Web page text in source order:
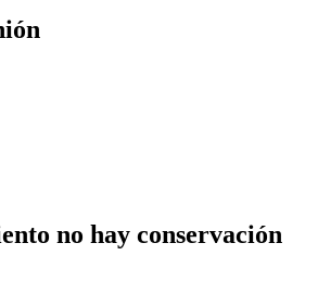
no hay conservación